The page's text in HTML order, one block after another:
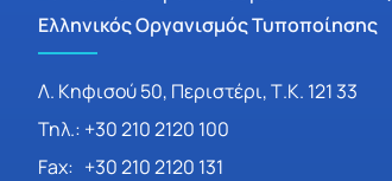
Ελληνικός Οργανισμός Τυποποίησης
Λ. Κηφισού 50, Περιστέρι, Τ.Κ. 121 33
Τηλ.: +30 210 2120 100
Fax: +30 210 2120 131